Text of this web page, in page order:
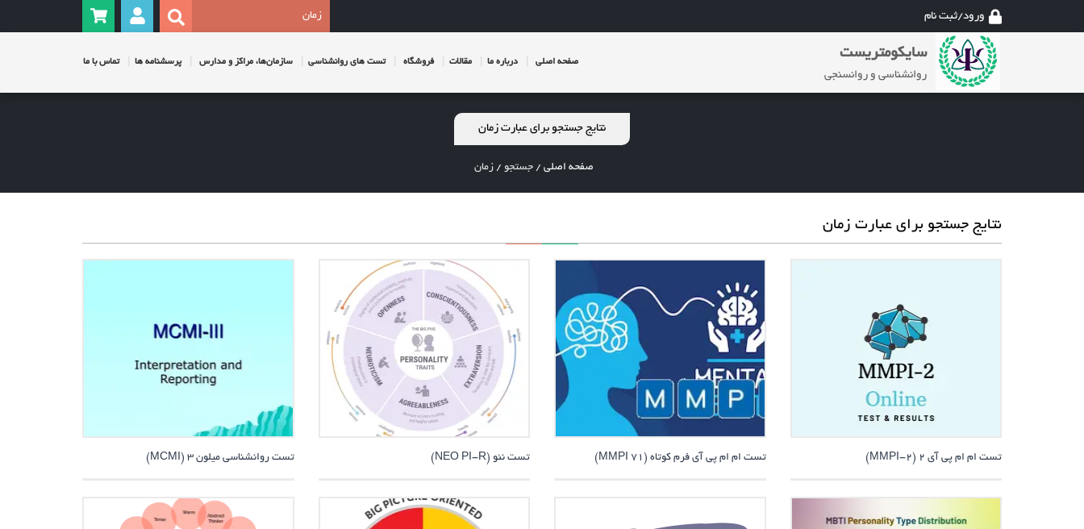
ورود/ثبت نام
سایکومتریست
روانشناسی و روانسنجی
صفحه اصلی درباره ما مقالات فروشگاه تست های روانشناسی سازمان‌ها، مراکز و مدارس پرسشنامه ها تماس با ما
نتایج جستجو برای عبارت زمان
صفحه اصلی / جستجو / زمان
نتایج جستجو برای عبارت زمان
تست ام ام پی آی 2 (MMPI-2) تست ام ام پی آی فرم کوتاه (71 MMPI) تست نئو (NEO PI-R) تست روانشناسی میلون 3 (MCMI)